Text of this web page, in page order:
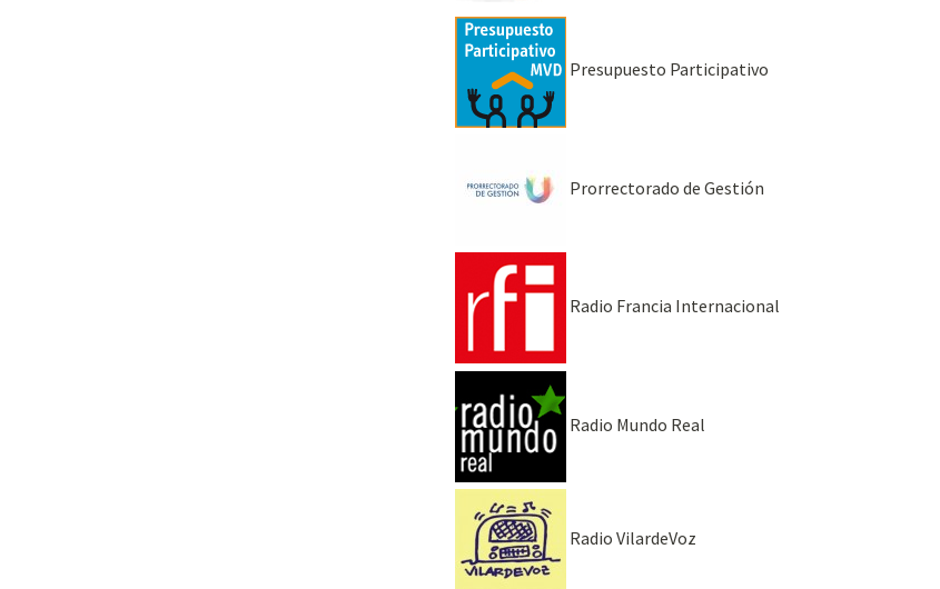
Presupuesto Participativo
Prorrectorado de Gestión
Radio Francia Internacional
Radio Mundo Real
Radio VilardeVoz